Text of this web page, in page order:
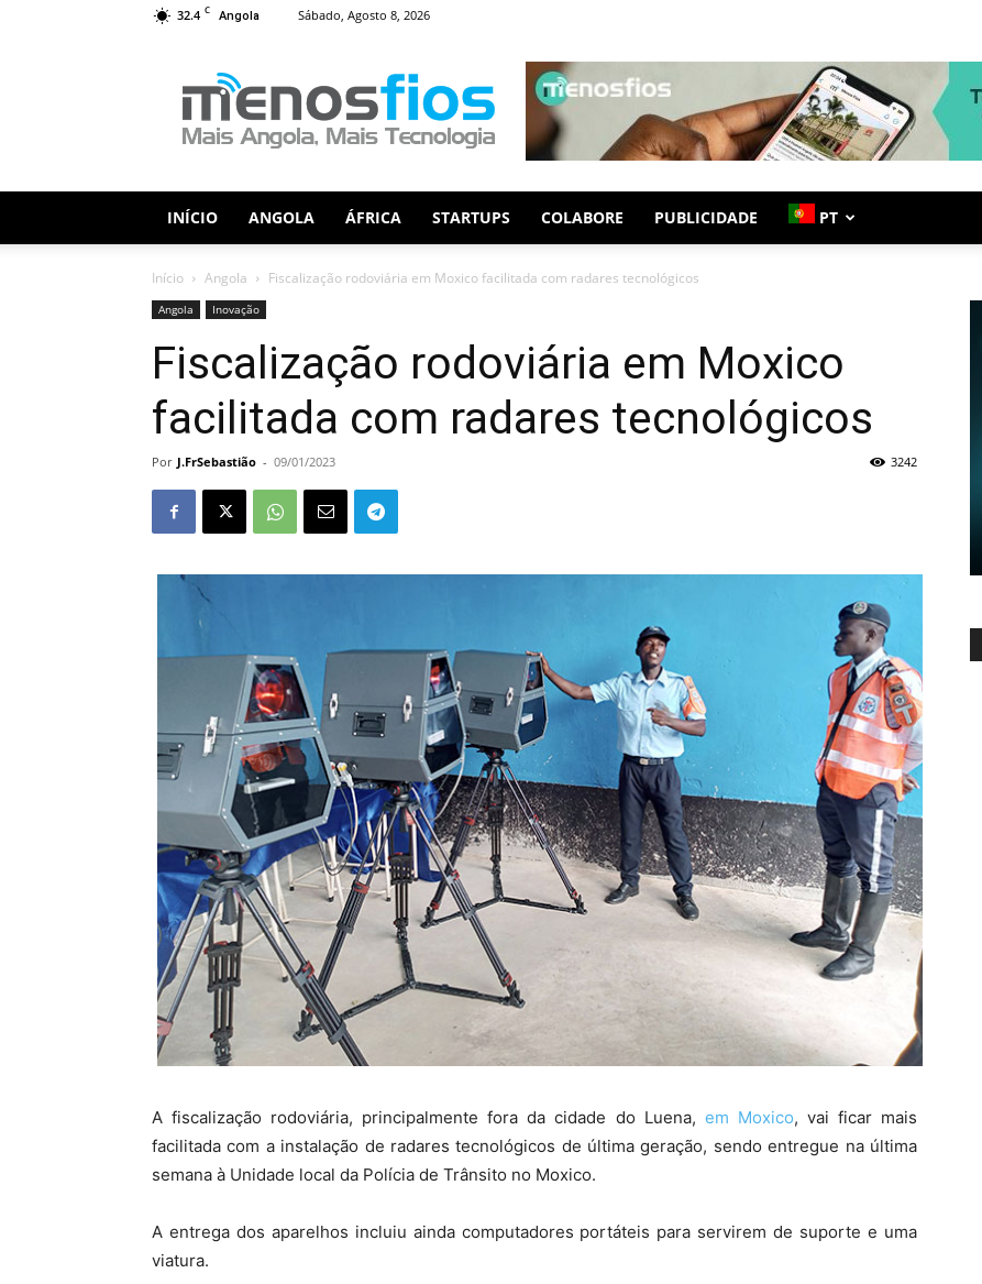
32.4 C Angola Sábado, Agosto 8, 2026
Fios
INÍCIO ANGOLA ÁFRICA STARTUPS COLABORE PUBLICIDADE PT
Início Angola Fiscalização rodoviária em Moxico facilitada com radares tecnológicos
Angola Inovação
Fiscalização rodoviária em Moxico
facilitada com radares tecnológicos
Por J.FrSebastião - 09/01/2023 3242
A fiscalização rodoviária, principalmente fora da cidade do Luena, em Moxico, vai ficar mais
facilitada com a instalação de radares tecnológicos de última geração, sendo entregue na última
semana à Unidade local da Polícia de Trânsito no Moxico.
A entrega dos aparelhos incluiu ainda computadores portáteis para servirem de suporte e uma
viatura.